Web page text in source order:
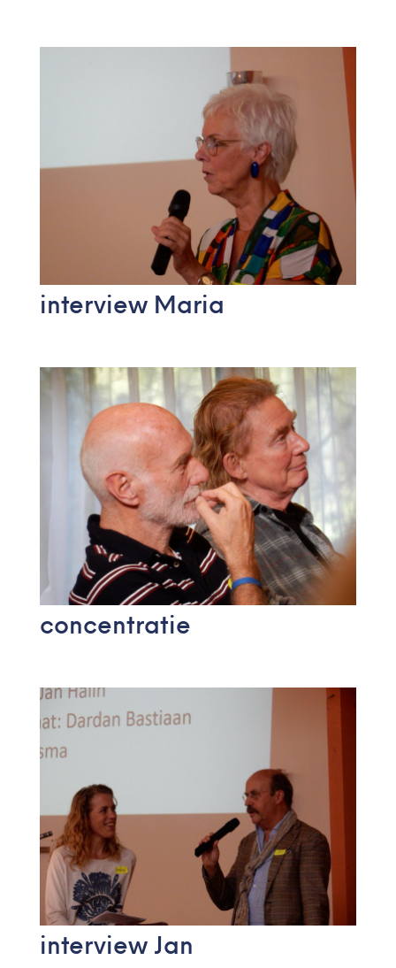
interview Maria
concentratie
interview Jan